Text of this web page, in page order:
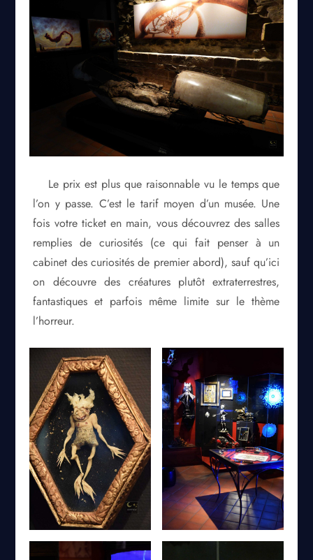
Le prix est plus que raisonnable vu le temps que
l’on y passe. C’est le tarif moyen d’un musée. Une
fois votre ticket en main, vous découvrez des salles
remplies de curiosités (ce qui fait penser à un
cabinet des curiosités de premier abord), sauf qu’ici
on découvre des créatures plutôt extraterrestres,
fantastiques et parfois même limite sur le thème
l’horreur.